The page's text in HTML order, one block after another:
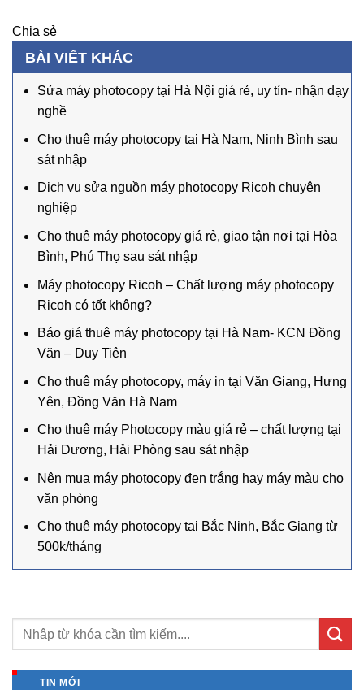
Chia sẻ
BÀI VIẾT KHÁC
Sửa máy photocopy tại Hà Nội giá rẻ, uy tín- nhận dạy
nghề
Cho thuê máy photocopy tại Hà Nam, Ninh Bình sau
sát nhập
Dịch vụ sửa nguồn máy photocopy Ricoh chuyên
nghiệp
Cho thuê máy photocopy giá rẻ, giao tận nơi tại Hòa
Bình, Phú Thọ sau sát nhập
Máy photocopy Ricoh – Chất lượng máy photocopy
Ricoh có tốt không?
Báo giá thuê máy photocopy tại Hà Nam- KCN Đồng
Văn – Duy Tiên
Cho thuê máy photocopy, máy in tại Văn Giang, Hưng
Yên, Đồng Văn Hà Nam
Cho thuê máy Photocopy màu giá rẻ – chất lượng tại
Hải Dương, Hải Phòng sau sát nhập
Nên mua máy photocopy đen trắng hay máy màu cho
văn phòng
Cho thuê máy photocopy tại Bắc Ninh, Bắc Giang từ
500k/tháng
TIN MỚI